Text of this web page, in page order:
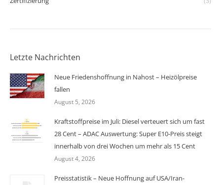
Letzte Nachrichten
Neue Friedenshoffnung in Nahost – Heizölpreise
fallen
August 5, 2026
Kraftstoffpreise im Juli: Diesel verteuert sich um fast
28 Cent – ADAC Auswertung: Super E10-Preis steigt
innerhalb von drei Wochen um mehr als 15 Cent
August 4, 2026
Preisstatistik – Neue Hoffnung auf USA/Iran-